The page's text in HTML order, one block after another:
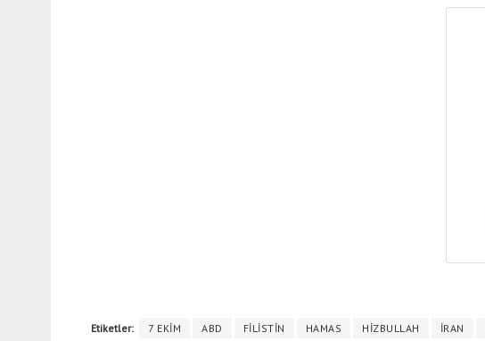
Etiketler: 7 EKİM ABD FİLİSTİN HAMAS HİZBULLAH İRAN